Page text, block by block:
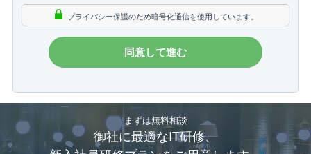
プライバシー保護のため暗号化通信を使用しています。
まずは無料相談
御社に最適なIT研修、